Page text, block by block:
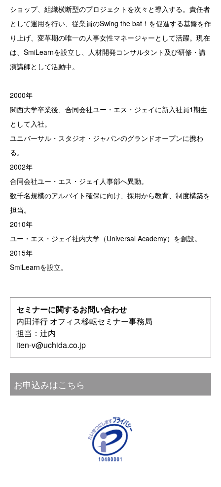
ショップ、組織横断型のプロジェクトを次々と導入する。責任者
として運用を行い、従業員のSwing the bat！を促進する基盤を作
り上げ、変革期の唯一の人事女性マネージャーとして活躍。現在
は、SmiLearnを設立し、人材開発コンサルタント及び研修・講
演講師として活動中。
2000年
関西大学卒業後、合同会社ユー・エス・ジェイに新入社員1期生
として入社。
ユニバーサル・スタジオ・ジャパンのグランドオープンに携わ
る。
2002年
合同会社ユー・エス・ジェイ人事部へ異動。
数千名規模のアルバイト確保に向け、採用から教育、制度構築を
担当。
2010年
ユー・エス・ジェイ社内大学（Universal Academy）を創設。
2015年
SmiLearnを設立。
セミナーに関するお問い合わせ
内田洋行 オフィス移転セミナー事務局
担当：辻内
iten-v@uchida.co.jp
お申込みはこちら